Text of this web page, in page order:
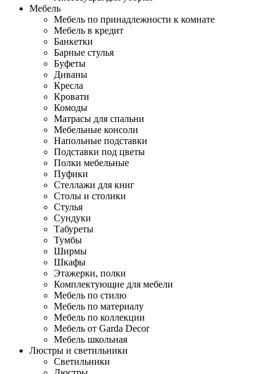
Мебель
Мебель по принадлежности к комнате
Мебель в кредит
Банкетки
Барные стулья
Буфеты
Диваны
Кресла
Кровати
Комоды
Матрасы для спальни
Мебельные консоли
Напольные подставки
Подставки под цветы
Полки мебельные
Пуфики
Стеллажи для книг
Столы и столики
Стулья
Сундуки
Табуреты
Тумбы
Ширмы
Шкафы
Этажерки, полки
Комплектующие для мебели
Мебель по стилю
Мебель по материалу
Мебель по коллекции
Мебель от Garda Decor
Мебель школьная
Люстры и светильники
Светильники